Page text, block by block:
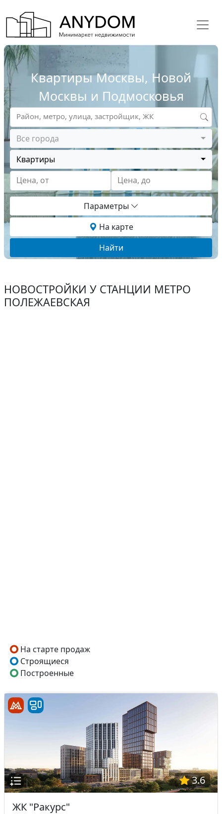
Квартиры Москвы, Новой
Москвы и Подмосковья
Все города
Квартиры
Цена, от
Цена, до
Район, метро, улица, застройщик, ЖК
Параметры
На карте
Найти
НОВОСТРОЙКИ У СТАНЦИИ МЕТРО
ПОЛЕЖАЕВСКАЯ
На старте продаж
Строящиеся
Построенные
3.6
ЖК "Ракурс"